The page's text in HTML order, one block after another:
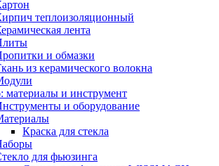
теплоизоляционный
лента
и обмазки
из керамического волокна
материалы и инструмент
и оборудование
Краска для стекла
для фьюзинга